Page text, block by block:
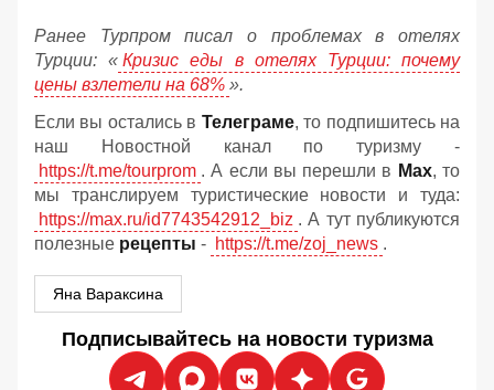
Ранее Турпром писал о проблемах в отелях
Турции: « Кризис еды в отелях Турции: почему
цены взлетели на 68% ».
Если вы остались в Телеграме, то подпишитесь на
наш Новостной канал по туризму -
https://t.me/tourprom . А если вы перешли в Мах, то
мы транслируем туристические новости и туда:
https://max.ru/id7743542912_biz . А тут публикуются
полезные рецепты - https://t.me/zoj_news .
Яна Вараксина
Подписывайтесь на новости туризма